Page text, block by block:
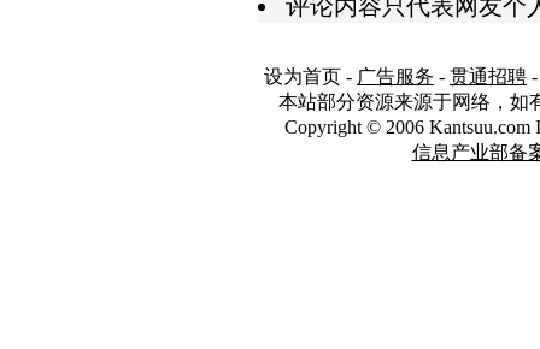
评论内容只代表网友个
设为首页 - 广告服务 - 贯通招聘
本站部分资源来源于网络，如
Copyright © 2006
信息产业部备